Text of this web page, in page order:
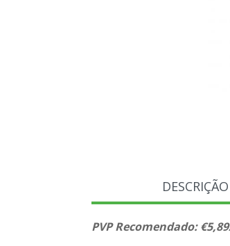
DESCRIÇÃO
PVP Recomendado: